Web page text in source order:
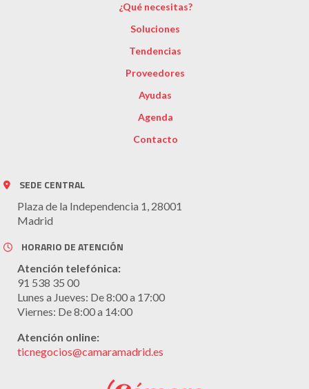
¿Qué necesitas?
Soluciones
Tendencias
Proveedores
Ayudas
Agenda
Contacto
SEDE CENTRAL
Plaza de la Independencia 1, 28001
Madrid
HORARIO DE ATENCIÓN
Atención telefónica:
91 538 35 00
Lunes a Jueves: De 8:00 a 17:00
Viernes: De 8:00 a 14:00
Atención online:
ticnegocios@camaramadrid.es